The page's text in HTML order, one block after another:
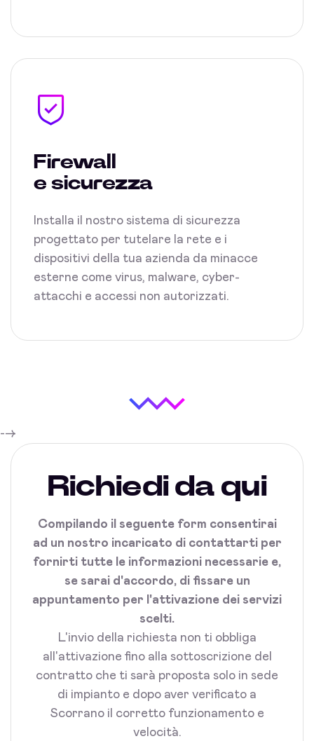
Firewall
e sicurezza
Installa il nostro sistema di sicurezza
progettato per tutelare la rete e i
dispositivi della tua azienda da minacce
esterne come virus, malware, cyber-
attacchi e accessi non autorizzati.
-->
Richiedi da qui
Compilando il seguente form consentirai
ad un nostro incaricato di contattarti per
fornirti tutte le informazioni necessarie e,
se sarai d'accordo, di fissare un
appuntamento per l'attivazione dei servizi
scelti.
L'invio della richiesta non ti obbliga
all'attivazione fino alla sottoscrizione del
contratto che ti sarà proposta solo in sede
di impianto e dopo aver verificato a
Scorrano il corretto funzionamento e
velocità.